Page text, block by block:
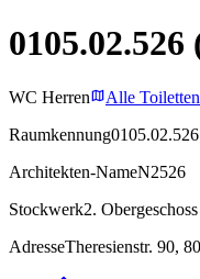
WC Herren
Alle
Raumkennung0105.02.526
Architekten-NameN2526
Stockwerk2. Obergeschoss
AdresseTheresienstr. 90,